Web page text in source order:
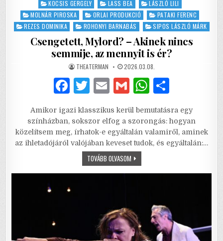
KOCSIS GERGELY
LASS BEA
LÁSZLÓ LILI
MOLNÁR PIROSKA
ORLAI PRODUKCIÓ
PATAKI FERENC
REZES DOMINIKA
ROHONYI BARNABÁS SIPOS LÁSZLÓ MÁRK
Csengetett, Mylord? – Akinek nincs
semmije, az mennyit is ér?
AUTHOR:
THEATERMAN PUBLISHED
DATE:
2026.03.08.
F
c
e
b
T
it
te
r
E
ai
l
G
ai
l
W
at
s
A
ar
e
Amikor igazi klasszikus kerül bemutatásra egy
színházban, sokszor elfog a szorongás: hogyan
közelítsem meg, írhatok-e egyáltalán valamiről, aminek
az ihletadójáról valójában keveset tudok, és egyáltalán:…
TOVÁBB OLVASOMCSENGETETT,
MYLORD?
MENNYIT
IS
ÉR?